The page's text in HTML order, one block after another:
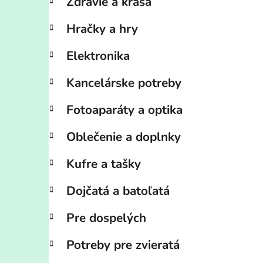
Hračky a hry
Elektronika
Kancelárske potreby
Fotoaparáty a optika
Oblečenie a doplnky
Kufre a tašky
Dojčatá a batoľatá
Pre dospelých
Potreby pre zvieratá